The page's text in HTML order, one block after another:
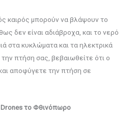
καιρός μπορούν να βλάψουν το
δεν είναι αδιάβροχα, και το νερό
στα κυκλώματα και τα ηλεκτρικά
πτήση σας, βεβαιωθείτε ότι ο
αποφύγετε την πτήση σε
το Φθινόπωρο